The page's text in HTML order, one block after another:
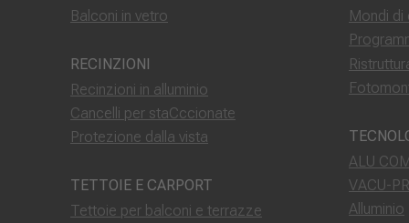
Balconi in vetro
RECINZIONI
Recinzioni in alluminio
Cancelli per staCccionate
Protezione dalla vista
TETTOIE E CARPORT
Tettoie per balconi e terrazze
Mondi di
ALU
VACU-
Alluminio